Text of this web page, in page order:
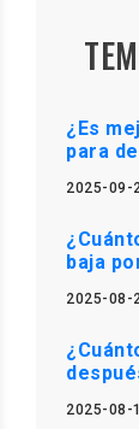
¿Es
para
2025-09-
baja
2025-08-
2025-08-